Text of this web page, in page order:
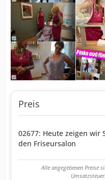
Preis
02677: Heute zeigen wir
den Friseursalon
Alle angegebenen Preise